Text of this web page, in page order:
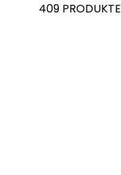
409 PRODUKTE